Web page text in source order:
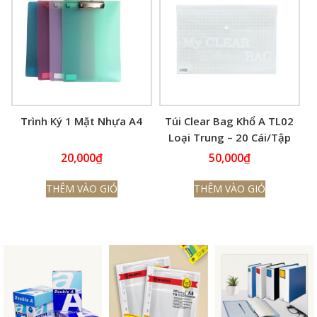
Trình Ký 1 Mặt Nhựa A4
20,000₫
THÊM VÀO GIỎ
Túi Clear Bag Khổ A TL02
Loại Trung – 20 Cái/Tập
50,000₫
THÊM VÀO GIỎ